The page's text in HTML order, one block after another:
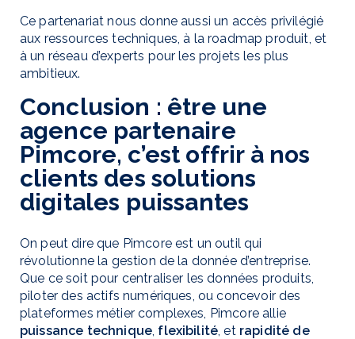
Ce partenariat nous donne aussi un accès privilégié
aux ressources techniques, à la roadmap produit, et
à un réseau d’experts pour les projets les plus
ambitieux.
Conclusion : être une
agence partenaire
Pimcore, c’est offrir à nos
clients des solutions
digitales puissantes
On peut dire que Pimcore est un outil qui
révolutionne la gestion de la donnée d’entreprise.
Que ce soit pour centraliser les données produits,
piloter des actifs numériques, ou concevoir des
plateformes métier complexes, Pimcore allie
puissance technique flexibilité , et rapidité de